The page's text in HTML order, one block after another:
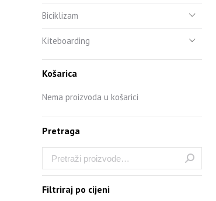
Biciklizam
Kiteboarding
Košarica
Nema proizvoda u košarici
Pretraga
Filtriraj po cijeni